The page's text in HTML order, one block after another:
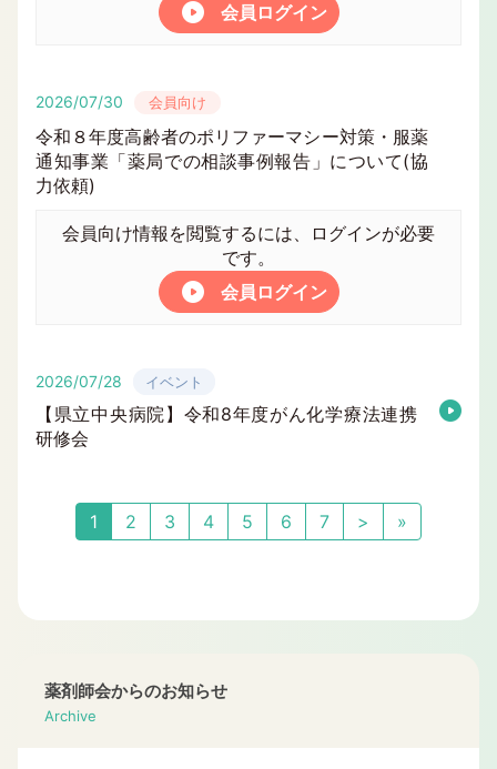
会員ログイン
2026/07/30 会員向け
令和８年度高齢者のポリファーマシー対策・服薬
通知事業「薬局での相談事例報告」について(協
力依頼)
会員向け情報を閲覧するには、ログインが必要
です。
会員ログイン
2026/07/28 イベント
【県立中央病院】令和8年度がん化学療法連携
研修会
1 2 3 4 5 6 7 > »
薬剤師会からのお知らせ
Archive